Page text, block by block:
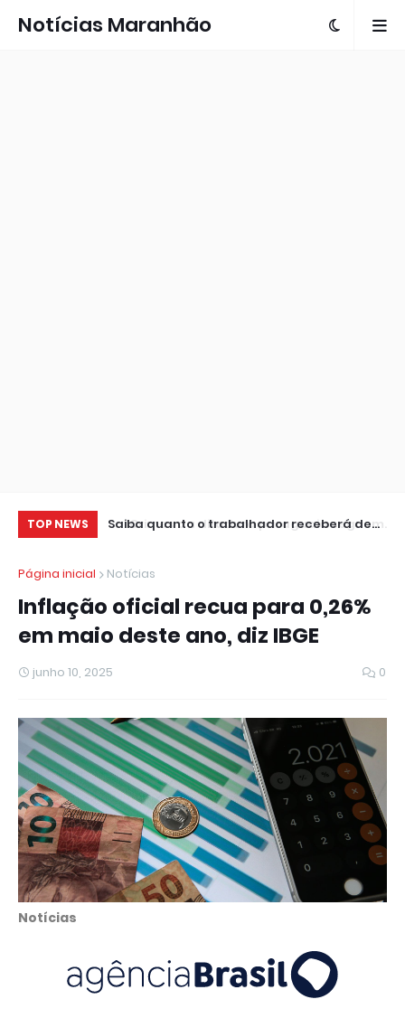
Notícias Maranhão
TOP NEWS
seguem
Saiba quanto o trabalhador receberá de
Página inicial
Notícias
Inflação oficial recua para 0,26%
em maio deste ano, diz IBGE
junho 10, 2025 0
Notícias